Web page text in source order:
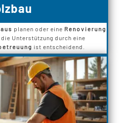
planen oder eine Renovierung
Unterstützung durch eine
ist entscheidend.